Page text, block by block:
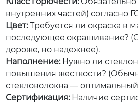
внутренних частей) согласно
Цвет:Требуется ли окраска в
последующее окрашивание?
дороже, но надежнее).
Наполнение:Нужно ли
повышения жесткости?
стекловолокна —
Сертификация:Наличие